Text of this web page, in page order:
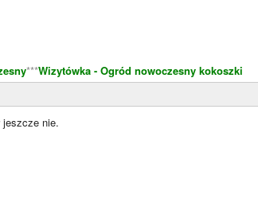
***Wizytówka - Ogród nowoczesny kokoszki
jeszcze nie.